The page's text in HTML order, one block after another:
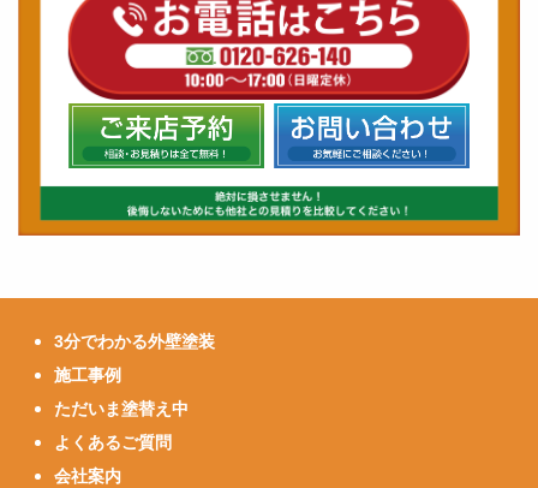
3分でわかる外壁塗装
施工事例
ただいま塗替え中
よくあるご質問
会社案内